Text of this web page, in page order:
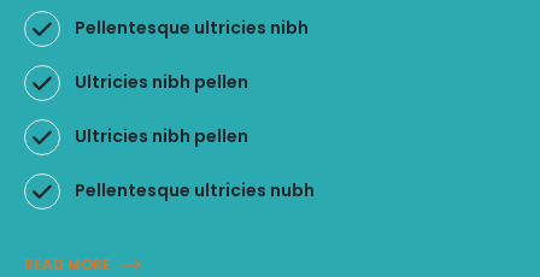
Pellentesque ultricies nibh
Ultricies nibh pellen
Ultricies nibh pellen
Pellentesque ultricies nubh
READ MORE